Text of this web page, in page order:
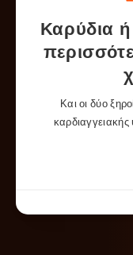
Καρύδια
Και οι δύο
καρδιαγγειακής